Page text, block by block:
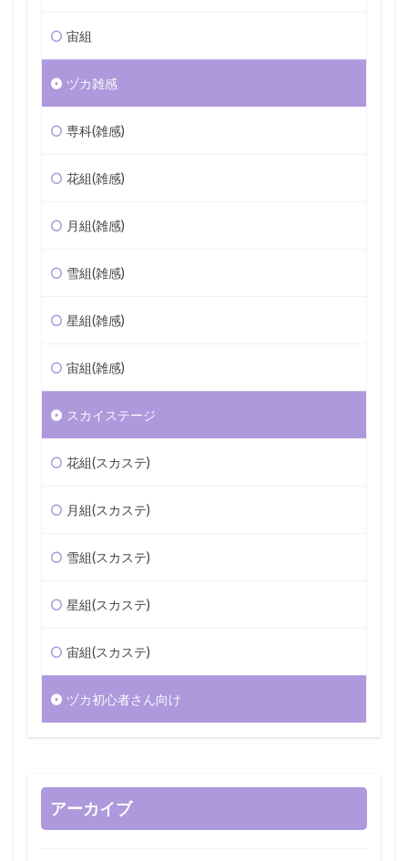
宙組
ヅカ雑感
専科(雑感)
花組(雑感)
月組(雑感)
雪組(雑感)
星組(雑感)
宙組(雑感)
スカイステージ
花組(スカステ)
月組(スカステ)
雪組(スカステ)
星組(スカステ)
宙組(スカステ)
ヅカ初心者さん向け
アーカイブ